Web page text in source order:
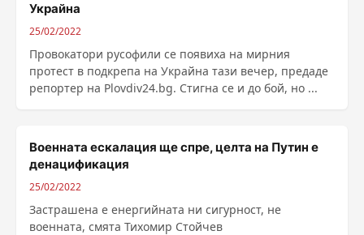
Украйна
25/02/2022
Провокатори русофили се появиха на мирния
протест в подкрепа на Украйна тази вечер, предаде
репортер на Plovdiv24.bg. Стигна се и до бой, но ...
Военната ескалация ще спре, целта на Путин е
денацификация
25/02/2022
Застрашена е енергийната ни сигурност, не
военната, смята Тихомир Стойчев